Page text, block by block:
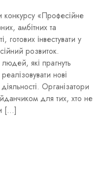
конкурсу «Професійне
амбітних та
готових інвестувати у
розвиток.
людей, які прагнуть
нові
Організатори
для тих, хто не
[…]